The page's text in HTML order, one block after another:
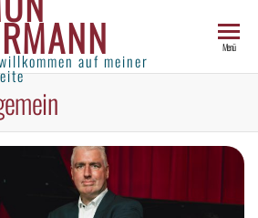
auf meiner
Menü